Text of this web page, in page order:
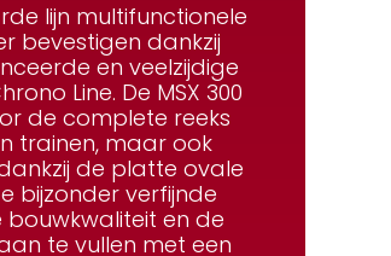
lijn multifunctionele
bevestigen dankzij
en veelzijdige
Line. De MSX 300
de complete reeks
trainen, maar ook
de platte ovale
bijzonder verfijnde
en de
te vullen met een